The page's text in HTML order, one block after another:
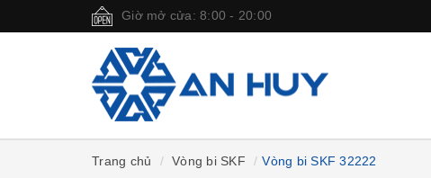
Giờ mở cửa: 8:00 - 20:00
Trang chủ Vòng bi SKF Vòng bi SKF 32222